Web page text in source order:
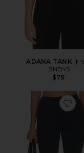
ADANA TANK ト
SNDYS
$79